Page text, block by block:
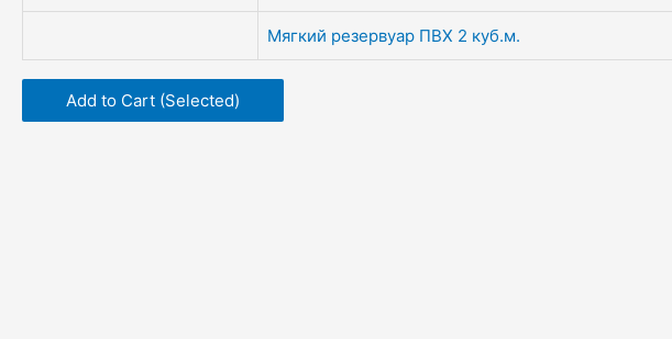
Мягкий резервуар ПВХ 2 куб.м.
Add to Cart (Selected)